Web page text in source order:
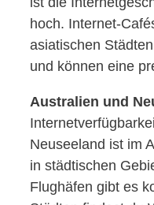
hoch. Internet-
asiatischen
und können eine
Australien und
Neuseeland ist im
in städtischen
Flughäfen gibt es